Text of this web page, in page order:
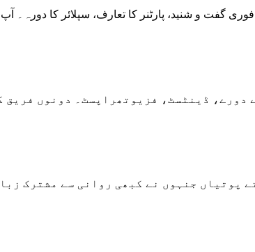
فوری گفت و شنید، پارٹنر کا تعارف، سپلائر کا دورہ۔
دورے، ڈینٹسٹ، فزیوتھراپسٹ۔ دونوں فریق
پوتیاں جنہوں نے کبھی روانی سے مشترک